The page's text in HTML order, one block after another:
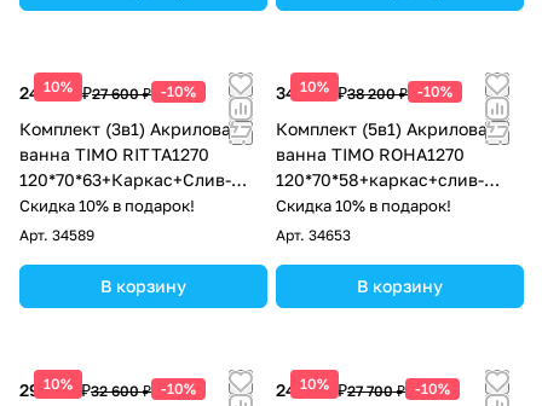
10%
24 840 ₽27 600 ₽ -10%
Комплект (3в1) Акриловая
ванна TIMO RITTA1270
120*70*63+Каркас+Слив-
перелив
Скидка 10% в подарок!
Арт. 34589
В корзину
10%
34 380 ₽38 200 ₽ -10%
Комплект (5в1) Акриловая
ванна TIMO ROHA1270
120*70*58+каркас+слив-
перелив+фронтальная
панель+торцевая панель
Скидка 10% в подарок!
Арт. 34653
В корзину
10%
29 340 ₽32 600 ₽ -10% 10%
24 930 ₽27 700 ₽ -10%